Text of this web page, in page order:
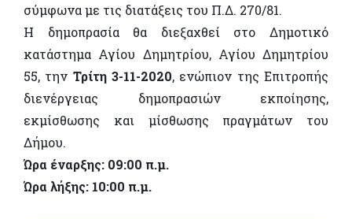
σύμφωνα με τις διατάξεις του Π.Δ. 270/81.
Η δημοπρασία θα διεξαχθεί στο Δημοτικό
κατάστημα Αγίου Δημητρίου, Αγίου Δημητρίου
55, την Τρίτη 3-11-2020, ενώπιον της Επιτροπής
διενέργειας δημοπρασιών εκποίησης,
εκμίσθωσης και μίσθωσης πραγμάτων του
Δήμου.
Ώρα έναρξης: 09:00 π.μ.
Ώρα λήξης: 10:00 π.μ.